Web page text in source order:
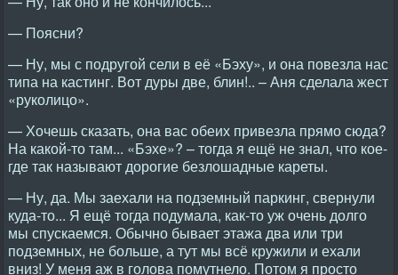
— Поясни?
— Ну, мы с подругой сели в её «Бэху», и она повезла нас
типа на кастинг. Вот дуры две, блин!.. – Аня сделала жест
«руколицо».
— Хочешь сказать, она вас обеих привезла прямо сюда?
На какой-то там... «Бэхе»? – тогда я ещё не знал, что кое-
где так называют дорогие безлошадные кареты.
— Ну, да. Мы заехали на подземный паркинг, свернули
куда-то... Я ещё тогда подумала, как-то уж очень долго
мы спускаемся. Обычно бывает этажа два или три
подземных, не больше, а тут мы всё кружили и ехали
вниз! У меня аж в голова помутнело. Потом я просто